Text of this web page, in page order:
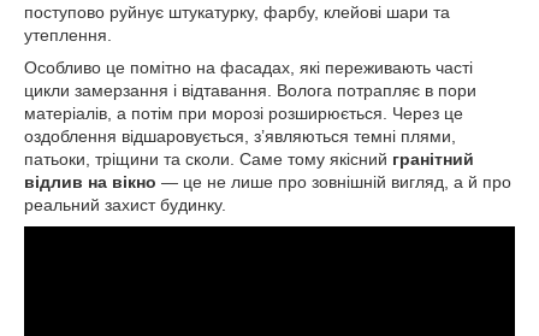
поступово руйнує штукатурку, фарбу, клейові шари та
утеплення.
Особливо це помітно на фасадах, які переживають часті
цикли замерзання і відтавання. Волога потрапляє в пори
матеріалів, а потім при морозі розширюється. Через це
оздоблення відшаровується, з’являються темні плями,
патьоки, тріщини та сколи. Саме тому якісний гранітний
відлив на вікно — це не лише про зовнішній вигляд, а й про
реальний захист будинку.